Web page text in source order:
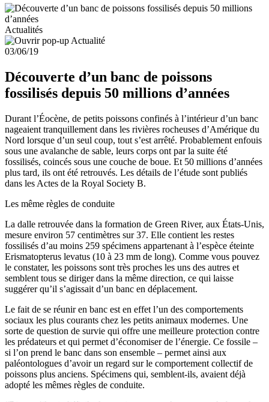
Actualités
03/06/19
Découverte d’un banc de poissons
fossilisés depuis 50 millions d’années
Durant l’Éocène, de petits poissons confinés à l’intérieur d’un banc
nageaient tranquillement dans les rivières rocheuses d’Amérique du
Nord lorsque d’un seul coup, tout s’est arrêté. Probablement enfouis
sous une avalanche de sable, leurs corps ont par la suite été
fossilisés, coincés sous une couche de boue. Et 50 millions d’années
plus tard, ils ont été retrouvés. Les détails de l’étude sont publiés
dans les Actes de la Royal Society B.
Les même règles de conduite
La dalle retrouvée dans la formation de Green River, aux États-Unis,
mesure environ 57 centimètres sur 37. Elle contient les restes
fossilisés d’au moins 259 spécimens appartenant à l’espèce éteinte
Erismatopterus levatus (10 à 23 mm de long). Comme vous pouvez
le constater, les poissons sont très proches les uns des autres et
semblent tous se diriger dans la même direction, ce qui laisse
suggérer qu’il s’agissait d’un banc en déplacement.
Le fait de se réunir en banc est en effet l’un des comportements
sociaux les plus courants chez les petits animaux modernes. Une
sorte de question de survie qui offre une meilleure protection contre
les prédateurs et qui permet d’économiser de l’énergie. Ce fossile –
si l’on prend le banc dans son ensemble – permet ainsi aux
paléontologues d’avoir un regard sur le comportement collectif de
poissons plus anciens. Spécimens qui, semblent-ils, avaient déjà
adopté les mêmes règles de conduite.